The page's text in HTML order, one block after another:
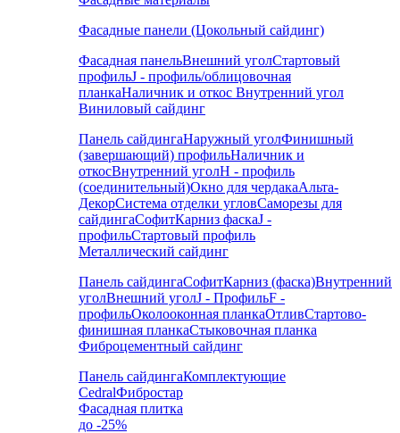
Фасадные панели (Цокольный сайдинг)
Фасадная панельВнешний уголСтартовый
профильJ - профиль/облицовочная
планкаНаличник и откос Внутренний угол
Виниловый сайдинг
Панель сайдингаНаружный уголФинишный
(завершающий) профильНаличник и
откосВнутренний уголH - профиль
(соединительный)Окно для чердакаАльта-
ДекорСистема отделки угловСаморезы для
сайдингаСофитКарниз фаскаJ -
профильСтартовый профиль
Металлический сайдинг
Панель сайдингаСофитКарниз (фаска)Внутренний
уголВнешний уголJ - ПрофильF -
профильОколооконная планкаОтливСтартово-
финишная планкаСтыковочная планка
Фиброцементный сайдинг
Панель сайдингаКомплектующие
CedralФибростар
Фасадная плитка
до -25%